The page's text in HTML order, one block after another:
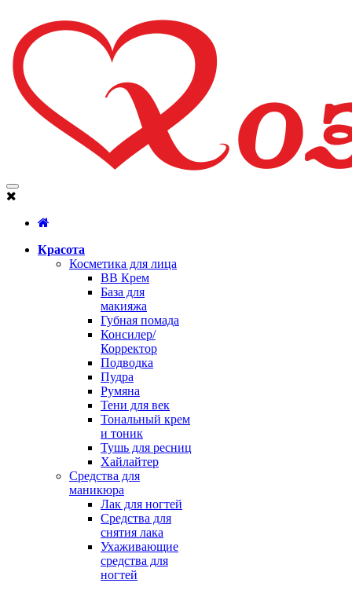
Красота
Косметика для лица
BB Крем
База для
макияжа
Губная помада
Консилер/
Корректор
Подводка
Пудра
Румяна
Тени для век
Тональный крем
и тоник
Тушь для ресниц
Хайлайтер
Средства для
маникюра
Лак для ногтей
Средства для
снятия лака
Ухаживающие
средства для
ногтей